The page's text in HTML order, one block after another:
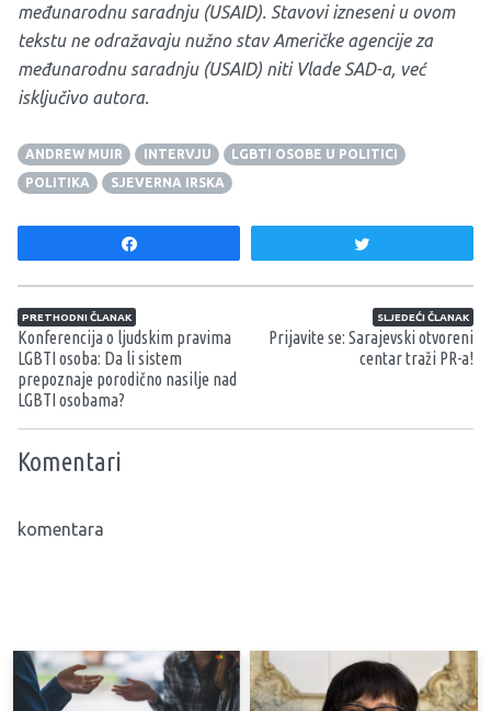
međunarodnu saradnju (USAID). Stavovi izneseni u ovom
tekstu ne odražavaju nužno stav Američke agencije za
međunarodnu saradnju (USAID) niti Vlade SAD-a, već
isključivo autora.
ANDREW MUIR INTERVJU
LGBTI OSOBE U POLITICI
POLITIKA
SJEVERNA IRSKA
Navigacija članaka
PRETHODNI ČLANAK
Konferencija o ljudskim pravima
LGBTI osoba: Da li sistem
prepoznaje porodično nasilje nad
LGBTI osobama?
SLJEDEĆI ČLANAK
Prijavite se: Sarajevski otvoreni
centar traži PR-a!
Komentari
komentara